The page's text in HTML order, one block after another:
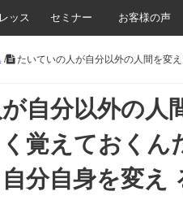
ッス セミナー お客様の声
/ たいていの人が自分以外の人間を変
自分以外の人
覚えておくん
分自身を変え